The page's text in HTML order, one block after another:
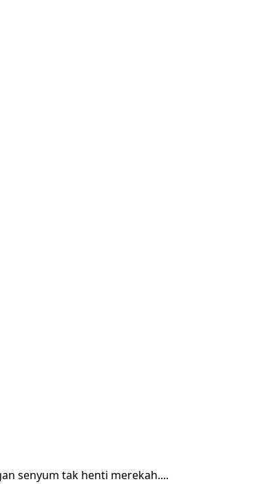
senyum tak henti merekah....